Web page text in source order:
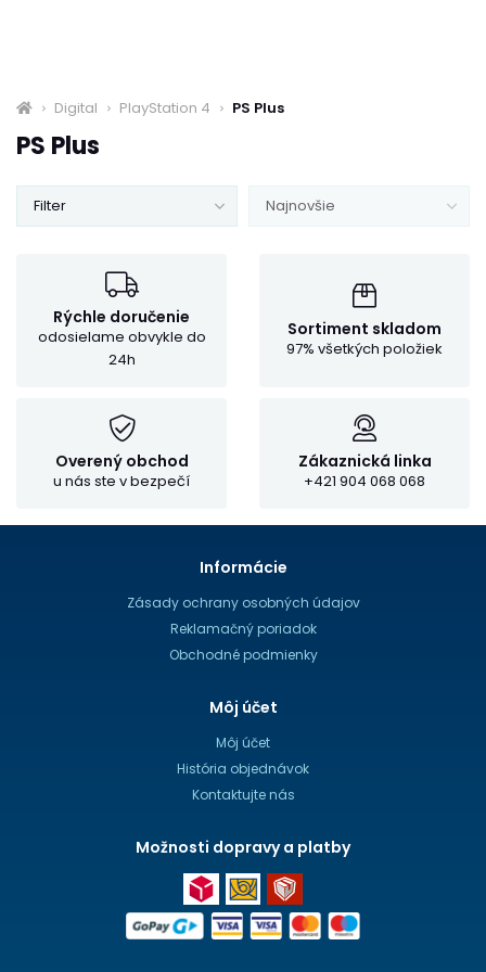
Digital PlayStation 4 PS Plus
PS Plus
Najnovšie
Filter
Rýchle doručenie
odosielame obvykle do
24h
Sortiment skladom
97% všetkých položiek
Overený obchod
u nás ste v bezpečí
Zákaznická linka
+421 904 068 068
Informácie
Zásady ochrany osobných údajov
Reklamačný poriadok
Obchodné podmienky
Môj účet
Môj účet
História objednávok
Kontaktujte nás
Možnosti dopravy a platby